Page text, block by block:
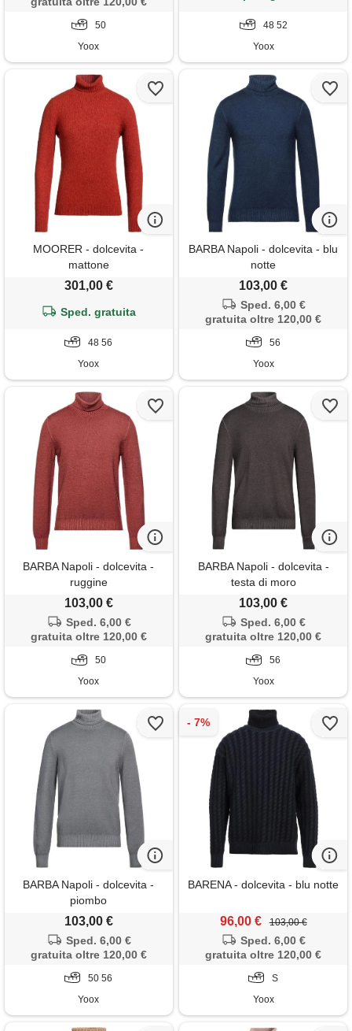
50
Yoox
48 52
Yoox
MOORER - dolcevita -
mattone
301,00 €
Sped. gratuita
48 56
Yoox
BARBA Napoli - dolcevita - blu
notte
103,00 €
Sped. 6,00 €
gratuita oltre 120,00 €
56
Yoox
BARBA Napoli - dolcevita -
ruggine
103,00 €
Sped. 6,00 €
gratuita oltre 120,00 €
50
Yoox
BARBA Napoli - dolcevita -
testa di moro
103,00 €
Sped. 6,00 €
gratuita oltre 120,00 €
56
Yoox
BARBA Napoli - dolcevita -
piombo
103,00 €
Sped. 6,00 €
gratuita oltre 120,00 €
50 56
Yoox
BARENA - dolcevita - blu notte
96,00 € 103,00 €
Sped. 6,00 €
gratuita oltre 120,00 €
S
Yoox